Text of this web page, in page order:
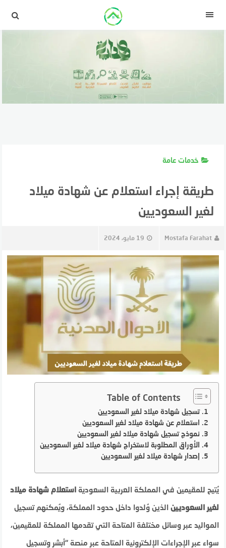
القائمة
خدمات عامة
طريقة إجراء استعلام عن شهادة ميلاد
لغير السعوديين
Mostafa Farahat 19 مايو، 2024
Table of Contents
تسجيل شهادة ميلاد لغير السعوديين
استعلام عن شهادة ميلاد لغير السعوديين
نموذج تسجيل شهادة ميلاد لغير السعوديين
الأوراق المطلوبة لاستخراج شهادة ميلاد لغير السعوديين
إصدار شهادة ميلاد لغير السعوديين
يُتيح للمقيمين في المملكة العربية السعوديةاستعلام شهادة ميلاد
لغير السعوديين الذين وُلدوا داخل حدود المملكة، ويُمكنهم تسجيل
المواليد عبر وسائل مختلفة المتاحة التي تقدمها المملكة للمقيمين،
سواء عبر الإجراءات الإلكترونية المتاحة عبر منصة “أبشر وتسجيل